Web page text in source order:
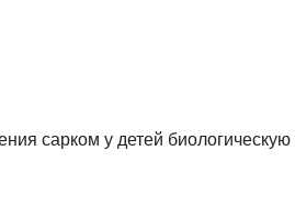
сарком у детей